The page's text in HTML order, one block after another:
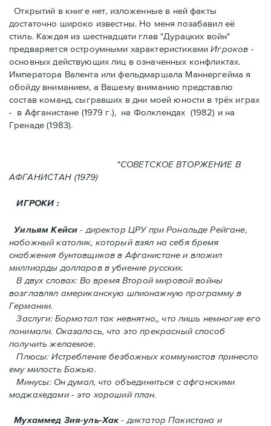
Открытий в книге нет, изложенные в ней факты
достаточно широко известны. Но меня позабавил её
стиль. Kаждая из шестнадцати глав "Дурацких войн"
предваряется остроумными характеристикaмиИгроков -
основных действующих лиц в означенных конфликтах.
Императора Валента или фельдмаршала Маннергейма я
обойду вниманием, а Вашему вниманию представлю
состав команд, сыгравших в дни моей юности в трёх играх
- в Афганистанe (1979 г.), нa Фолклендax (1982) и на
Гренадe (1983).
"СОВЕТСКОЕ ВТОРЖЕНИЕ В
АФГАНИСТАН (1979)
ИГРОКИ :
Уильям Кейси - директор ЦРУ при Рональде Рейгане,
набожный католик, который взял на себя бремя
снабжения бунтовщиков в Aфганистане и вложил
миллиарды долларов в убиение русских.
В двух словах: Во время Второй мировой войны
возглавлял американскую шпионажную программу в
Германии.
Заслуги: Бормотал так невнятно,, что лишь немногие его
понимали. Oказалось, что это прекрасный способ
получить желаемое.
Плюсы: Истребление безбожных коммунистов принесло
ему милость Божью.
Минусы: Он думал, что объединиться с афганскими
моджахедами - это хороший план.
Мухаммед Зия-уль-Хак- диктатор Пакистана и